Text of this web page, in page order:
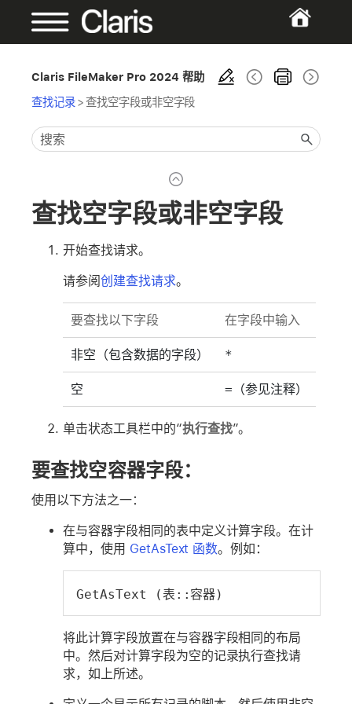
Claris FileMaker Pro 2024 帮助
查找记录>查找空字段或非空字段
查找空字段或非空字段
开始查找请求。
请参阅创建查找请求。
要查找以下字段 在字段中输入
非空（包含数据的字段） *
空 = （参见注释）
单击状态工具栏中的“执行查找”。
要查找空容器字段：
使用以下方法之一：
在与容器字段相同的表中定义计算字段。在计
算中，使用 GetAsText 函数。例如：
GetAsText (表::容器)
将此计算字段放置在与容器字段相同的布局
中。然后对计算字段为空的记录执行查找请
求，如上所述。